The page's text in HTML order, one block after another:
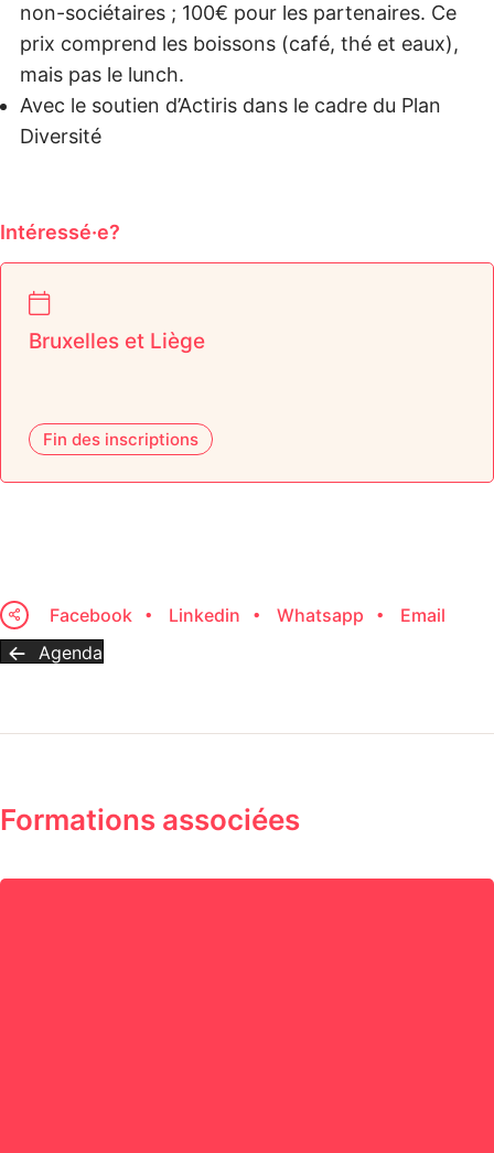
non-sociétaires ; 100€ pour les partenaires. Ce
prix comprend les boissons (café, thé et eaux),
mais pas le lunch.
Avec le soutien d’Actiris dans le cadre du Plan
Diversité
Intéressé·e?
Bruxelles et Liège
Fin des inscriptions
Facebook Linkedin Whatsapp
Email
Agenda
Formations associées